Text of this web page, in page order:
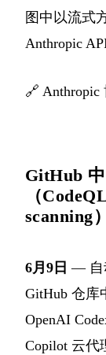
图中以流式
Anthropic
🔗 Anthropic
GitHub
（
scanning）
6月9日 — 自
GitHub 仓库
OpenAI
Copilot 云代